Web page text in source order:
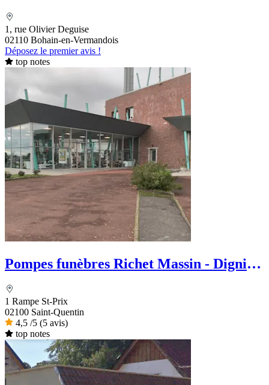
1, rue Olivier Deguise
02110 Bohain-en-Vermandois
Déposez le premier avis !
top notes
Pompes funèbres Richet Massin - Dignité
1 Rampe St-Prix
02100 Saint-Quentin
4,5 /5 (5 avis)
top notes